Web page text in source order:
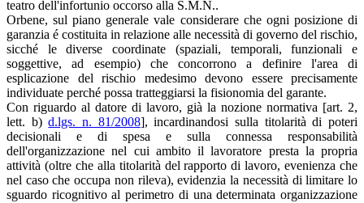
teatro dell'infortunio occorso alla S.M.N..
Orbene, sul piano generale vale considerare che ogni posizione di
garanzia é costituita in relazione alle necessità di governo del rischio,
sicché le diverse coordinate (spaziali, temporali, funzionali e
soggettive, ad esempio) che concorrono a definire l'area di
esplicazione del rischio medesimo devono essere precisamente
individuate perché possa tratteggiarsi la fisionomia del garante.
Con riguardo al datore di lavoro, già la nozione normativa [art. 2,
lett. b)d.lgs. n. 81/2008], incardinandosi sulla titolarità di poteri
decisionali e di spesa e sulla connessa responsabilità
dell'organizzazione nel cui ambito il lavoratore presta la propria
attività (oltre che alla titolarità del rapporto di lavoro, evenienza che
nel caso che occupa non rileva), evidenzia la necessità di limitare lo
sguardo ricognitivo al perimetro di una determinata organizzazione